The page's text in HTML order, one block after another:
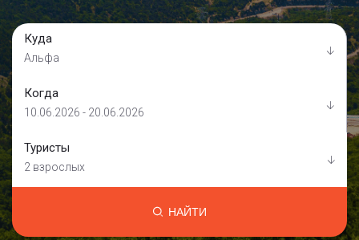
Куда
Альфа
Когда
10.06.2026 - 20.06.2026
Туристы
2 взрослых
НАЙТИ